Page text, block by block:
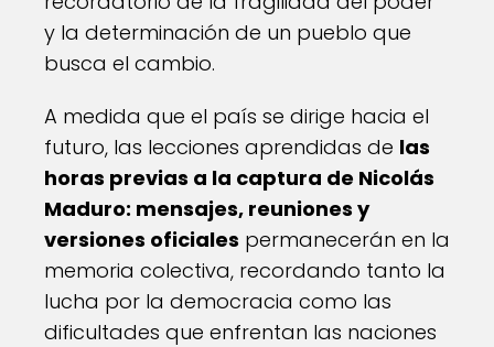
y la determinación de un pueblo que
busca el cambio.
A medida que el país se dirige hacia el
futuro, las lecciones aprendidas de las
horas previas a la captura de Nicolás
Maduro: mensajes, reuniones y
versiones oficiales permanecerán en la
memoria colectiva, recordando tanto la
lucha por la democracia como las
dificultades que enfrentan las naciones